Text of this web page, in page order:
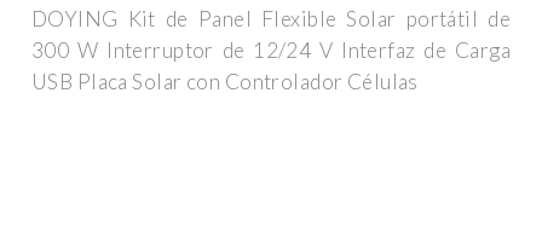
DOYING Kit de Panel Flexible Solar portátil de
300 W Interruptor de 12/24 V Interfaz de Carga
USB Placa Solar con Controlador Células